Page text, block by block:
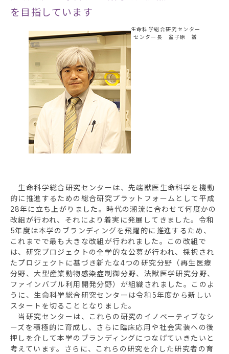
を目指しています
生命科学総合研究センター
センター長 盆子原 誠
生命科学総合研究センターは、先端獣医生命科学を機動
的に推進するための総合研究プラットフォームとして平成
28年に立ち上がりました。時代の潮流に合わせて何度かの
改組が行われ、それにより着実に発展してきました。令和
5年度は本学のブランディングを飛躍的に推進するため、
これまでで最も大きな改組が行われました。この改組で
は、研究プロジェクトの全学的な公募が行われ、採択され
たプロジェクトに基づき新たな4つの研究分野（再生医療
分野、大型産業動物感染症制御分野、法獣医学研究分野、
ファインバブル利用開発分野）が組織されました。このよ
うに、生命科学総合研究センターは令和5年度から新しい
スタートを切ることとなりました。
当研究センターは、これらの研究のイノベーティブなシ
ーズを積極的に育成し、さらに臨床応用や社会実装への後
押しを介して本学のブランディングにつなげていきたいと
考えています。さらに、これらの研究を介した研究者の育